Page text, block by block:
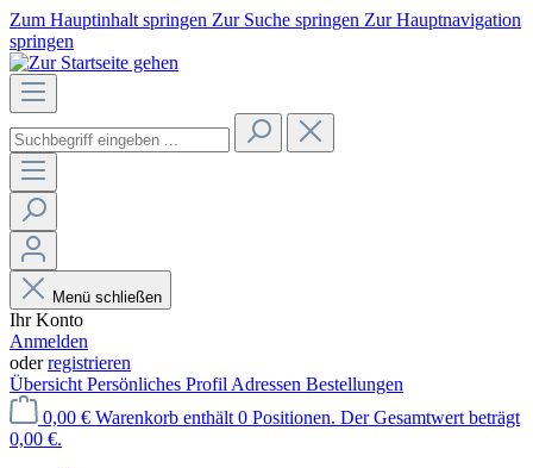
Zum Hauptinhalt springen Zur Suche springen Zur Hauptnavigation
springen
Menü schließen
Ihr Konto
Anmelden
oderregistrieren
Übersicht Persönliches Profil Adressen Bestellungen
0,00 € Warenkorb enthält 0 Positionen. Der Gesamtwert beträgt
0,00 €.